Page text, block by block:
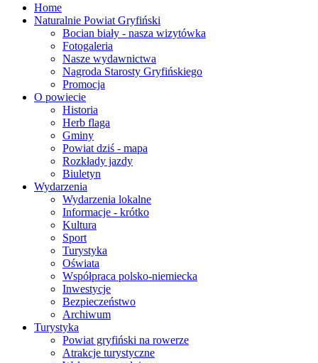
Home
Naturalnie Powiat Gryfiński
Bocian biały - nasza wizytówka
Fotogaleria
Nasze wydawnictwa
Nagroda Starosty Gryfińskiego
Promocja
O powiecie
Historia
Herb flaga
Gminy
Powiat dziś - mapa
Rozkłady jazdy
Biuletyn
Wydarzenia
Wydarzenia lokalne
Informacje - krótko
Kultura
Sport
Turystyka
Oświata
Współpraca polsko-niemiecka
Inwestycje
Bezpieczeństwo
Archiwum
Turystyka
Powiat gryfiński na rowerze
Atrakcje turystyczne